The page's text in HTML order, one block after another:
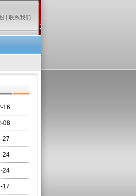
| 联系我们
16
08
27
24
24
17